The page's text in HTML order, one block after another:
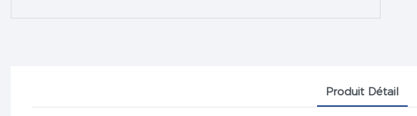
Produit Détail